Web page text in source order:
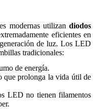
modernas utilizan diodos
eficientes en
de luz. Los LED
tradicionales:
de energía.
que prolonga la vida útil de
LED no tienen filamentos